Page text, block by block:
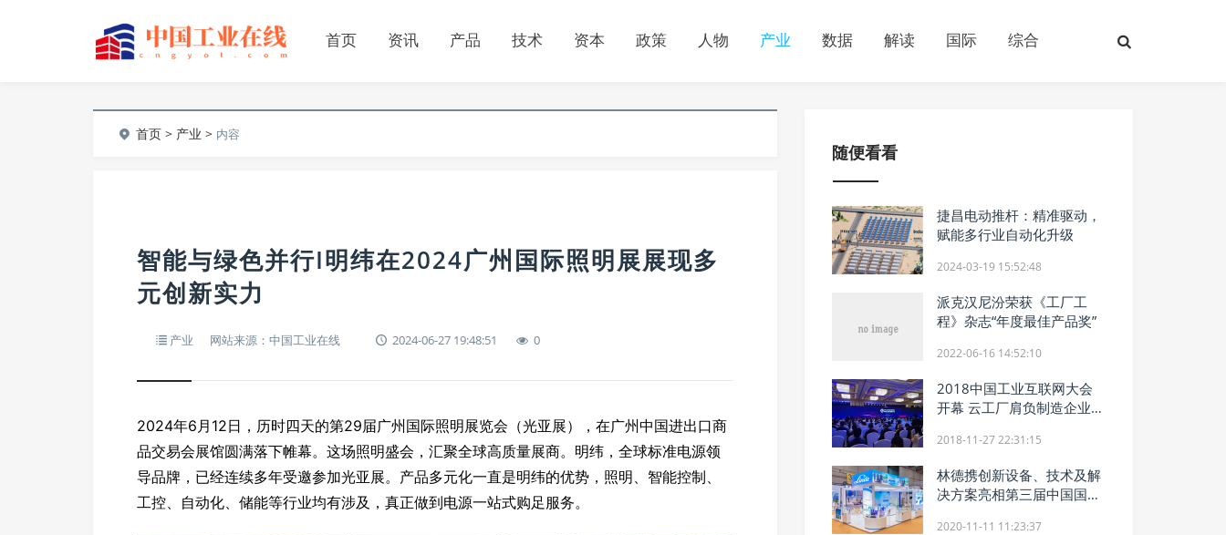
首页 资讯 产品 技术 资本 政策 人物 产业 数据 解读 国际 综合
首页 > 产业 > 内容
智能与绿色并行I明纬在2024广州国际照明展展现多
元创新实力
产业 网站来源：中国工业在线 2024-06-27 19:48:51 0
2024年6月12日，历时四天的第29届广州国际照明展览会（光亚展），在广州中国进出口商
品交易会展馆圆满落下帷幕。这场照明盛会，汇聚全球高质量展商。明纬，全球标准电源领
导品牌，已经连续多年受邀参加光亚展。产品多元化一直是明纬的优势，照明、智能控制、
工控、自动化、储能等行业均有涉及，真正做到电源一站式购足服务。
随便看看
捷昌电动推杆：精准驱动，
赋能多行业自动化升级
2024-03-19 15:52:48
派克汉尼汾荣获《工厂工
程》杂志“年度最佳产品奖”
2022-06-16 14:52:10
2018中国工业互联网大会
开幕 云工厂肩负制造企业数
2018-11-27 22:31:15
林德携创新设备、技术及解
决方案亮相第三届中国国际
2020-11-11 11:23:37